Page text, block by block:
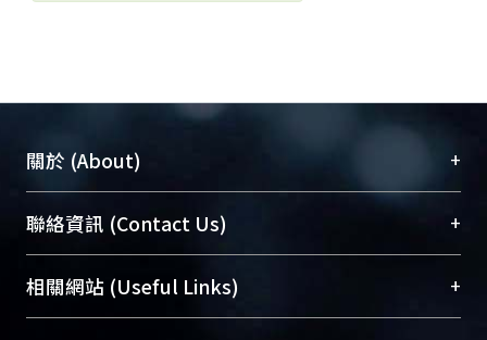
關於 (About) +
臺大位居世界頂尖大學之列，為永久珍藏及向國際
展現本校豐碩的研究成果及學術能量，圖書館整合
機構典藏（NTUR）與學術庫（AH）不同功能平
台，成為臺大學術典藏NTU scholars。期能整合研
聯絡資訊 (Contact Us) +
總館學科館員(Main Library)
醫學圖書館學科館員(Medical Library)
相關網站 (Useful Links) +